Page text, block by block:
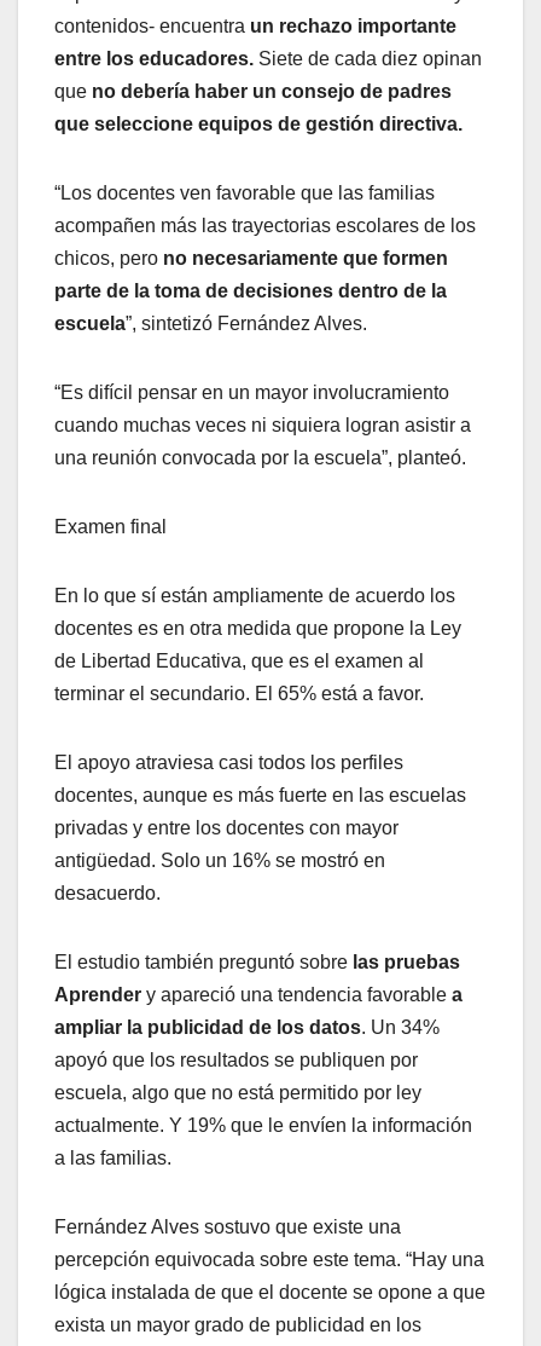
contenidos- encuentra un rechazo importante
entre los educadores. Siete de cada diez opinan
que no debería haber un consejo de padres
que seleccione equipos de gestión directiva.
“Los docentes ven favorable que las familias
acompañen más las trayectorias escolares de los
chicos, pero no necesariamente que formen
parte de la toma de decisiones dentro de la
escuela”, sintetizó Fernández Alves.
“Es difícil pensar en un mayor involucramiento
cuando muchas veces ni siquiera logran asistir a
una reunión convocada por la escuela”, planteó.
Examen final
En lo que sí están ampliamente de acuerdo los
docentes es en otra medida que propone la Ley
de Libertad Educativa, que es el examen al
terminar el secundario. El 65% está a favor.
El apoyo atraviesa casi todos los perfiles
docentes, aunque es más fuerte en las escuelas
privadas y entre los docentes con mayor
antigüedad. Solo un 16% se mostró en
desacuerdo.
El estudio también preguntó sobre las pruebas
Aprender y apareció una tendencia favorable a
ampliar la publicidad de los datos. Un 34%
apoyó que los resultados se publiquen por
escuela, algo que no está permitido por ley
actualmente. Y 19% que le envíen la información
a las familias.
Fernández Alves sostuvo que existe una
percepción equivocada sobre este tema. “Hay una
lógica instalada de que el docente se opone a que
exista un mayor grado de publicidad en los